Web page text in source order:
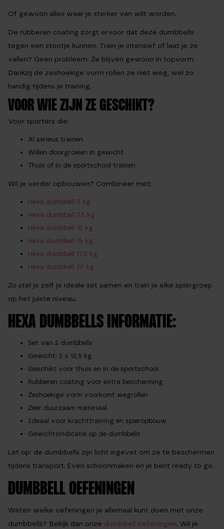
Of gewoon alles waar je sterker van wilt worden.
De rubberen coating zorgt ervoor dat deze dumbbells
tegen een stootje kunnen. Train je intensief of laat je ze
vallen? Geen probleem. Ze blijven gewoon in topvorm.
Dankzij de zeshoekige vorm rollen ze niet weg, wel zo
handig tijdens je training.
VOOR WIE ZIJN ZE GESCHIKT?
Voor sporters die:
Al serieus trainen
Willen doorgroeien in gewicht
Thuis of in de sportschool trainen
Wil je verder opbouwen? Combineer met:
Hexa dumbbell 5 kg
Hexa dumbbell 7,5 kg
Hexa dumbbell 10 kg
Hexa dumbbell 15 kg
Hexa dumbbell 17,5 kg
Hexa dumbbell 20 kg
Zo stel je zelf je ideale set samen en train je elke spiergroep
op het juiste niveau.
HEXA DUMBBELLS INFORMATIE:
Set van 2 dumbbells
Gewicht: 2 x 12,5 kg
Geschikt voor thuis en in de sportschool
Rubberen coating voor extra bescherming
Zeshoekige vorm voorkomt wegrollen
Zeer duurzaam materiaal
Ideaal voor krachttraining en spieropbouw
Gewichtsindicatie op de dumbbells
Let op: de dumbbells zijn licht ingevet om ze te beschermen
tijdens transport. Even schoonmaken en je bent ready to go.
DUMBBELL OEFENINGEN
Weten welke oefeningen je allemaal kunt doen met onze
dumbbells? Bekijk dan onze dumbbell oefeningen. Wil je